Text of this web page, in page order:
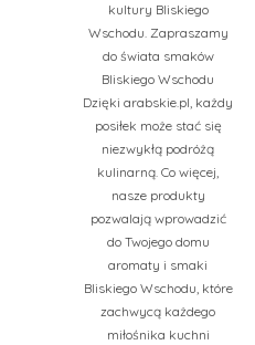
kultury Bliskiego
Wschodu. Zapraszamy
do świata smaków
Bliskiego Wschodu
Dzięki arabskie.pl, każdy
posiłek może stać się
niezwykłą podróżą
kulinarną. Co więcej,
nasze produkty
pozwalają wprowadzić
do Twojego domu
aromaty i smaki
Bliskiego Wschodu, które
zachwycą każdego
miłośnika kuchni